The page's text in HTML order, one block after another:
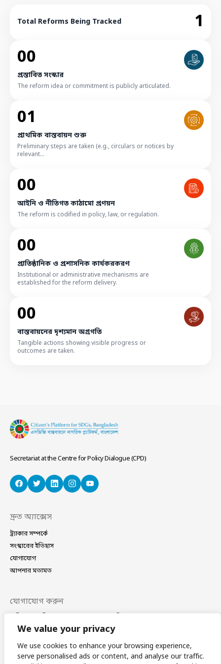
We value your privacy
We use cookies to enhance your browsing experience,
serve personalised ads or content, and analyse our traffic.
দুর্নীতি ও অনিয়মের সঙ্গে সম্পৃক্ত ব্যক্তিকে দলীয়
Total Reforms Being Tracked
1
00
প্রস্তাবিত সংস্কার
The reform idea or commitment is publicly articulated.
01
প্রাথমিক বাস্তবায়ন শুরু
Preliminary steps are taken (e.g., circulars or notices by
relevant...
00
আইনি ও নীতিগত কাঠামো প্রণয়ন
The reform is codified in policy, law, or regulation.
00
প্রাতিষ্ঠানিক ও প্রশাসনিক কার্যকরকরণ
Institutional or administrative mechanisms are
established for the reform delivery.
00
বাস্তবায়নের দৃশ্যমান অগ্রগতি
Tangible actions showing visible progress or
outcomes are taken.
Secretariat at the Centre for Policy Dialogue (CPD)
দ্রুত অ্যাক্সেস
ট্র্যাকার সম্পর্কে
সংস্কারের ইতিহাস
যোগাযোগ
আপনার মতামত
যোগাযোগ করুন
ফোন(+88 02) 41021780, 41024781
coordinator@bdplatform4sdgs.net